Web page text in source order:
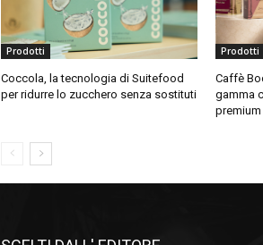
Prodotti
Coccola, la tecnologia di Suitefood
per ridurre lo zucchero senza sostituti
Prodotti
Caffè
gamma
premium